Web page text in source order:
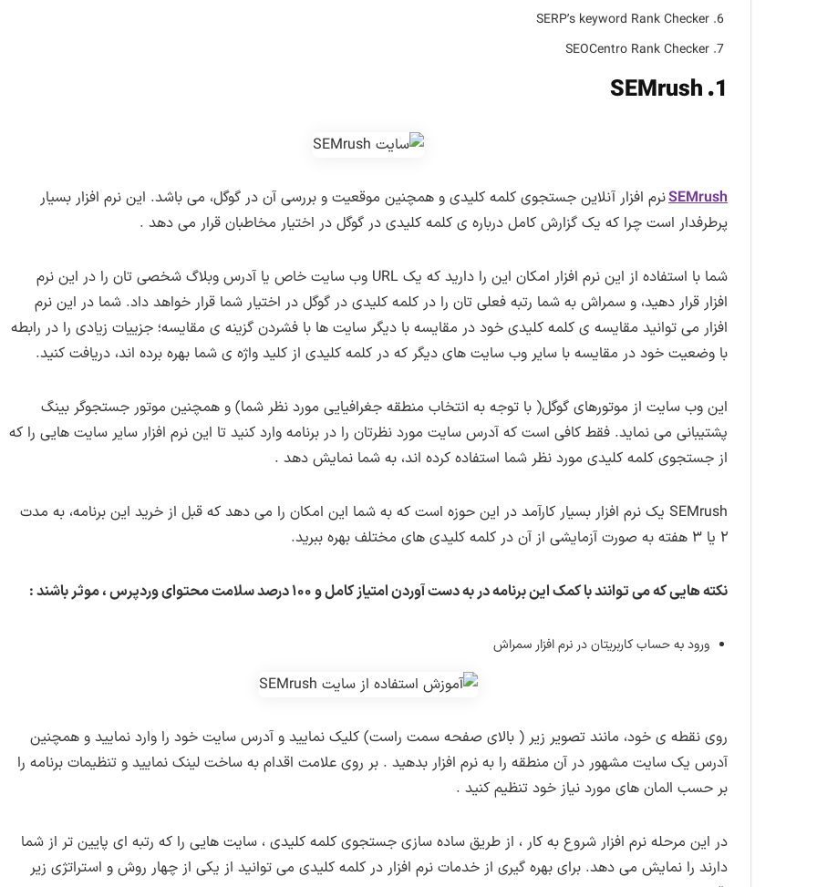
SERP’s keyword Rank Checker
SEOCentro Rank Checker
1. SEMrush
SEMrushنرم افزار آنلاین جستجوی کلمه کلیدی و همچنین موقعیت و بررسی آن در گوگل، می باشد. این نرم افزار بسیار
پرطرفدار است چرا که یک گزارش کامل درباره ی کلمه کلیدی در گوگل در اختیار مخاطبان قرار می دهد .
شما با استفاده از این نرم افزار امکان این را دارید که یک URL وب سایت خاص یا آدرس وبلاگ شخصی تان را در این نرم
افزار قرار دهید، و سمراش به شما رتبه فعلی تان را در کلمه کلیدی در گوگل در اختیار شما قرار خواهد داد. شما در این نرم
افزار می توانید مقایسه ی کلمه کلیدی خود در مقایسه با دیگر سایت ها با فشردن گزینه ی مقایسه؛ جزییات زیادی را در رابطه
با وضعیت خود در مقایسه با سایر وب سایت های دیگر که در کلمه کلیدی از کلید واژه ی شما بهره برده اند، دریافت کنید.
این وب سایت از موتورهای گوگل( با توجه به انتخاب منطقه جغرافیایی مورد نظر شما) و همچنین موتور جستجوگر بینگ
پشتیبانی می نماید. فقط کافی است که آدرس سایت مورد نظرتان را در برنامه وارد کنید تا این نرم افزار سایر سایت هایی را که
از جستجوی کلمه کلیدی مورد نظر شما استفاده کرده اند، به شما نمایش دهد .
SEMrush یک نرم افزار بسیار کارآمد در این حوزه است که به شما این امکان را می دهد که قبل از خرید این برنامه، به مدت
۲ یا ۳ هفته به صورت آزمایشی از آن در کلمه کلیدی های مختلف بهره ببرید.
نکته هایی که می توانند با کمک این برنامه در به دست آوردن امتیاز کامل و ۱۰۰ درصد سلامت محتوای وردپرس ، موثر باشند :
ورود به حساب کاربریتان در نرم افزار سمراش
روی نقطه ی خود، مانند تصویر زیر ( بالای صفحه سمت راست) کلیک نمایید و آدرس سایت خود را وارد نمایید و همچنین
آدرس یک سایت مشهور در آن منطقه را به نرم افزار بدهید . بر روی علامت اقدام به ساخت لینک نمایید و تنظیمات برنامه را
بر حسب المان های مورد نیاز خود تنظیم کنید .
در این مرحله نرم افزار شروع به کار ، از طریق ساده سازی جستجوی کلمه کلیدی ، سایت هایی را که رتبه ای پایین تر از شما
دارند را نمایش می دهد. برای بهره گیری از خدمات نرم افزار در کلمه کلیدی می توانید از یکی از چهار روش و استراتژی زیر